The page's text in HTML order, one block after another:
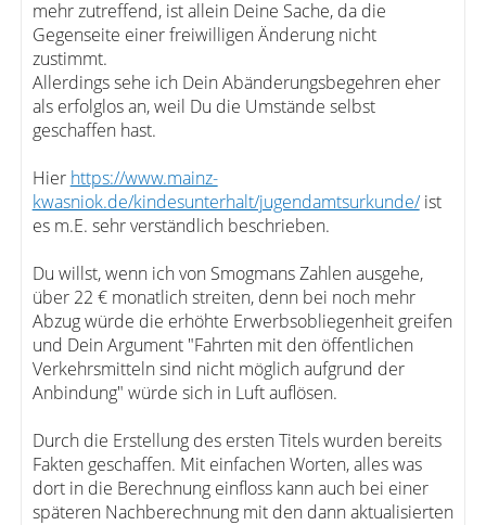
mehr zutreffend, ist allein Deine Sache, da die
Gegenseite einer freiwilligen Änderung nicht
zustimmt.
Allerdings sehe ich Dein Abänderungsbegehren eher
als erfolglos an, weil Du die Umstände selbst
geschaffen hast.
Hier https://www.mainz-
kwasniok.de/kindesunterhalt/jugendamtsurkunde/ist
es m.E. sehr verständlich beschrieben.
Du willst, wenn ich von Smogmans Zahlen ausgehe,
über 22 € monatlich streiten, denn bei noch mehr
Abzug würde die erhöhte Erwerbsobliegenheit greifen
und Dein Argument "Fahrten mit den öffentlichen
Verkehrsmitteln sind nicht möglich aufgrund der
Anbindung" würde sich in Luft auflösen.
Durch die Erstellung des ersten Titels wurden bereits
Fakten geschaffen. Mit einfachen Worten, alles was
dort in die Berechnung einfloss kann auch bei einer
späteren Nachberechnung mit den dann aktualisierten